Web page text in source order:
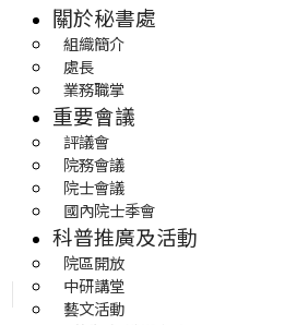
關於秘書處
組織簡介
處長
業務職掌
重要會議
評議會
院務會議
院士會議
國內院士季會
科普推廣及活動
院區開放
中研講堂
藝文活動